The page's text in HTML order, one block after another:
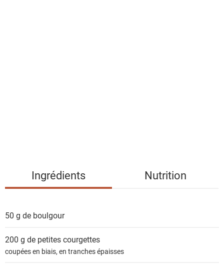
i
Ingrédients Nutrition
50 g de boulgour
200 g de petitescourgettes
coupées en biais, en tranches épaisses